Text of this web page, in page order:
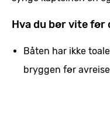
Hva du bør vite
Båten har ikke
bryggen før